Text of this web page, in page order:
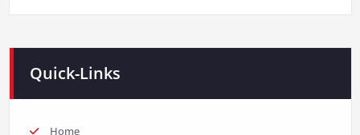
Quick-Links
Home